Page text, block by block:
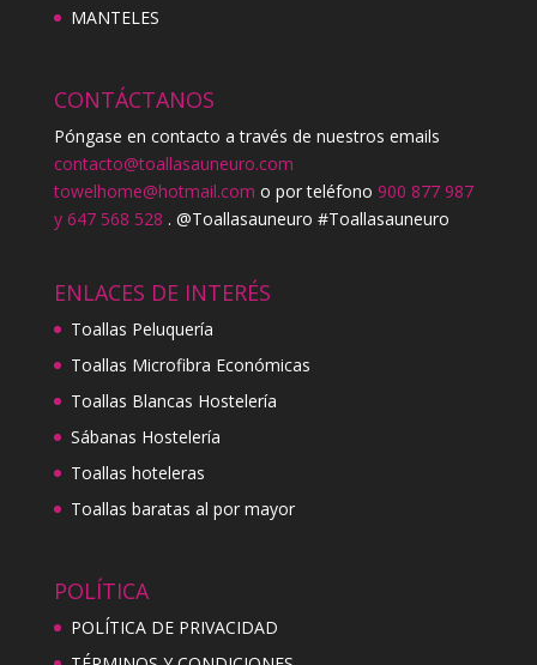
MANTELES
CONTÁCTANOS
Póngase en contacto a través de nuestros emails
contacto@toallasauneuro.com
towelhome@hotmail.com o por teléfono 900 877 987
y 647 568 528 . @Toallasauneuro #Toallasauneuro
ENLACES DE INTERÉS
Toallas Peluquería
Toallas Microfibra Económicas
Toallas Blancas Hostelería
Sábanas Hostelería
Toallas hoteleras
Toallas baratas al por mayor
POLÍTICA
POLÍTICA DE PRIVACIDAD